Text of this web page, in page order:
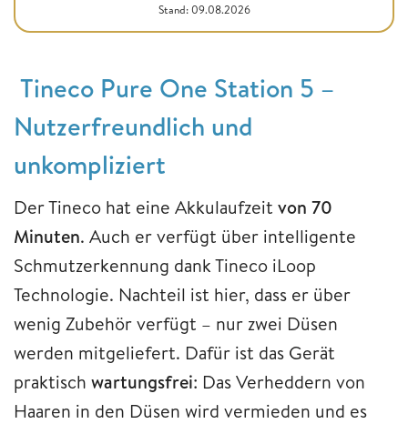
Stand: 09.08.2026
Tineco Pure One Station 5 –
Nutzerfreundlich und
unkompliziert
Der Tineco hat eine Akkulaufzeit von 70
Minuten. Auch er verfügt über intelligente
Schmutzerkennung dank Tineco iLoop
Technologie. Nachteil ist hier, dass er über
wenig Zubehör verfügt – nur zwei Düsen
werden mitgeliefert. Dafür ist das Gerät
praktisch wartungsfrei: Das Verheddern von
Haaren in den Düsen wird vermieden und es